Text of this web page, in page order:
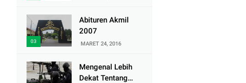
Abituren Akmil
2007
MARET 24, 2016
Mengenal Lebih
Dekat Tentang